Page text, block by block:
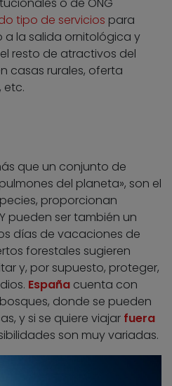
o de ONG
tipo de servicios para
a la salida ornitológica y
resto de atractivos del
casas rurales, oferta
etc.
que un conjunto de
del planeta», son el
proporcionan
pueden ser también un
días de vacaciones de
forestales sugieren
y, por supuesto, proteger,
España cuenta con
donde se pueden
y si se quiere viajar fuera
son muy variadas.